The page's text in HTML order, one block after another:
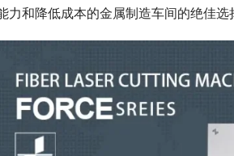
力和降低成本的金属制造车间的绝佳选